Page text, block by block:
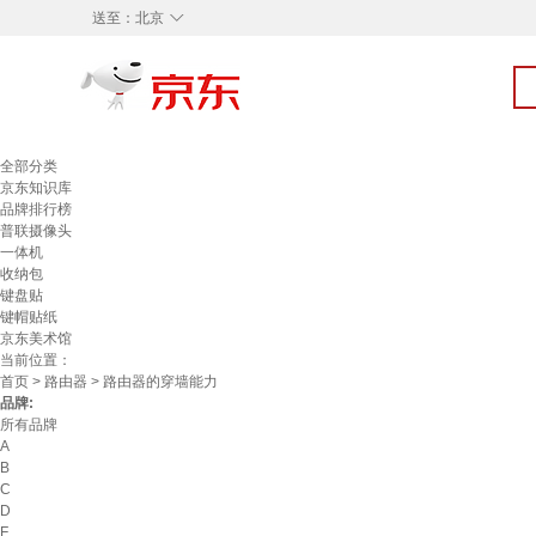
◇
送至： 北京
全部分类
京东知识库
品牌排行榜
普联摄像头
一体机
收纳包
键盘贴
键帽贴纸
京东美术馆
当前位置：
首页 > 路由器 > 路由器的穿墙能力
品牌:
所有品牌
A
B
C
D
F